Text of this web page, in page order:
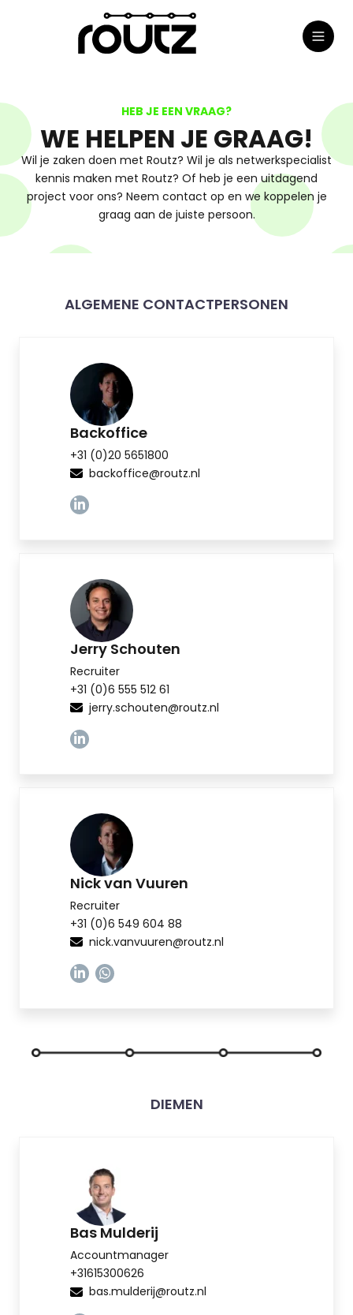
HEB JE EEN VRAAG?
WE HELPEN JE GRAAG!
Wil je zaken doen met Routz? Wil je als netwerkspecialist
kennis maken met Routz? Of heb je een uitdagend
project voor ons? Neem contact op en we koppelen je
graag aan de juiste persoon.
ALGEMENE CONTACTPERSONEN
Backoffice
+31 (0)20 5651800
backoffice@routz.nl
Linkedin
Jerry Schouten
Recruiter
+31 (0)6 555 512 61
jerry.schouten@routz.nl
Linkedin
Nick van Vuuren
Recruiter
+31 (0)6 549 604 88
nick.vanvuuren@routz.nl
LinkedinWhatsapp
DIEMEN
Bas Mulderij
Accountmanager
+31615300626
bas.mulderij@routz.nl